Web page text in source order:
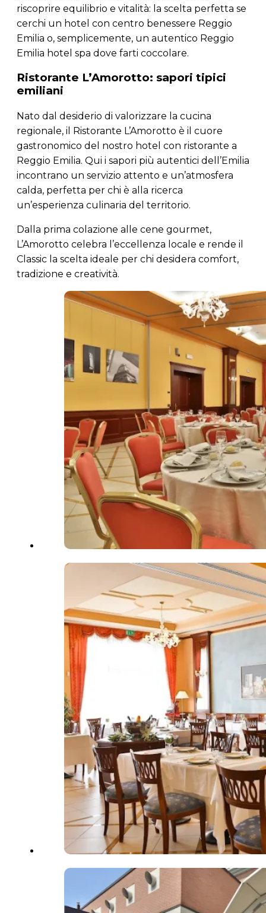
riscoprire equilibrio e vitalità: la scelta perfetta se
cerchi un hotel con centro benessere Reggio
Emilia o, semplicemente, un autentico Reggio
Emilia hotel spa dove farti coccolare.
Ristorante L’Amorotto: sapori tipici
emiliani
Nato dal desiderio di valorizzare la cucina
regionale, il Ristorante L’Amorotto è il cuore
gastronomico del nostro hotel con ristorante a
Reggio Emilia. Qui i sapori più autentici dell’Emilia
incontrano un servizio attento e un’atmosfera
calda, perfetta per chi è alla ricerca
un’esperienza culinaria del territorio.
Dalla prima colazione alle cene gourmet,
L’Amorotto celebra l’eccellenza locale e rende il
Classic la scelta ideale per chi desidera comfort,
tradizione e creatività.